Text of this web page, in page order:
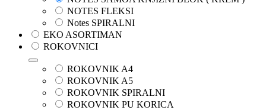
NOTES FLEKSI
Notes SPIRALNI
EKO ASORTIMAN
ROKOVNICI
ROKOVNIK A4
ROKOVNIK A5
ROKOVNIK SPIRALNI
ROKOVNIK PU KORICA